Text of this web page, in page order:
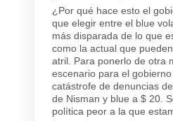
¿Por qué hace esto el
que elegir entre el blue
más disparada de lo que
como la actual que
atril. Para ponerlo de otra
escenario para el
catástrofe de denuncias
de Nisman y blue a $ 20.
política peor a la que